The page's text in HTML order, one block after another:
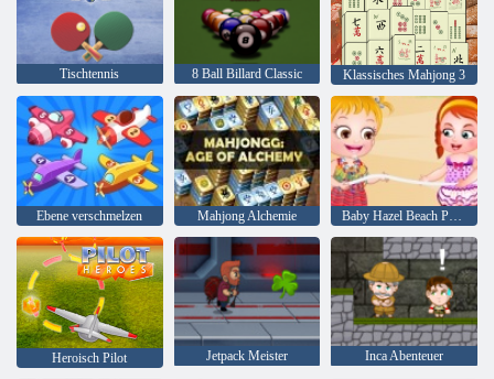
Tischtennis 8 Ball Billard Classic Klassisches Mahjong 3
Ebene verschmelzen Mahjong Alchemie Baby Hazel Beach Party
Heroisch Pilot Jetpack Meister Inca Abenteuer